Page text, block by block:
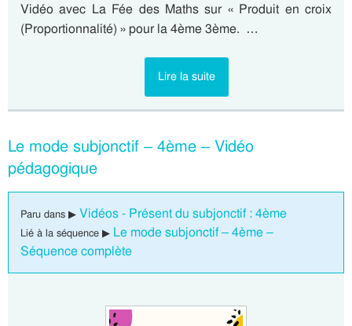
Vidéo avec La Fée des Maths sur « Produit en croix
(Proportionnalité) » pour la 4ème 3ème. …
Lire la suite
Le mode subjonctif – 4ème – Vidéo
pédagogique
Paru dans ▶ Vidéos - Présent du subjonctif : 4ème
Lié à la séquence ▶ Le mode subjonctif – 4ème –
Séquence complète